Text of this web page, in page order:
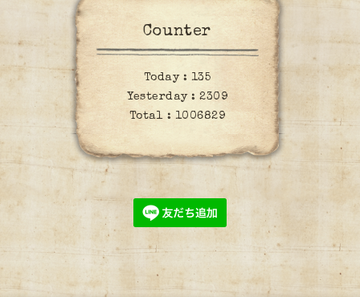
Counter
Today : 135
Yesterday : 2309
Total : 1006829